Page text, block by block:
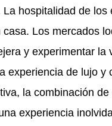
hospitalidad de
Los mercados
y experimentar
experiencia de lujo
la combinación
experiencia